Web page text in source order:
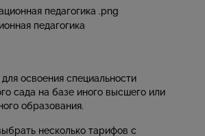
педагогика
освоения специальности
сада на базе иного высшего или
образования.
несколько тарифов с